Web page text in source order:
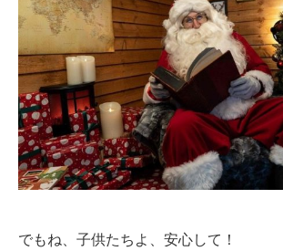
でもね、子供たちよ、安心して！